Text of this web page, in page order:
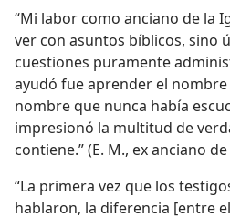
“Mi labor como anciano de la
ver con asuntos bíblicos, sino
cuestiones puramente
ayudó fue aprender el nombre
nombre que nunca había
impresionó la multitud de
contiene.” (E. M., ex anciano
“La primera vez que los
hablaron, la diferencia [entre